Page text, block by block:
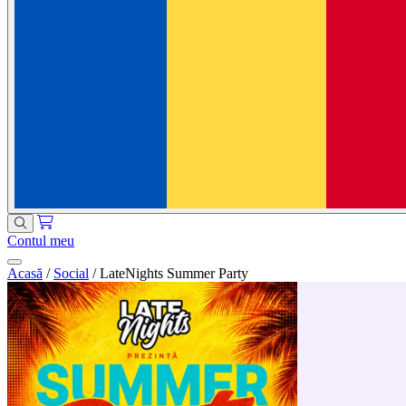
Contul meu
Acasă / Social / LateNights Summer Party